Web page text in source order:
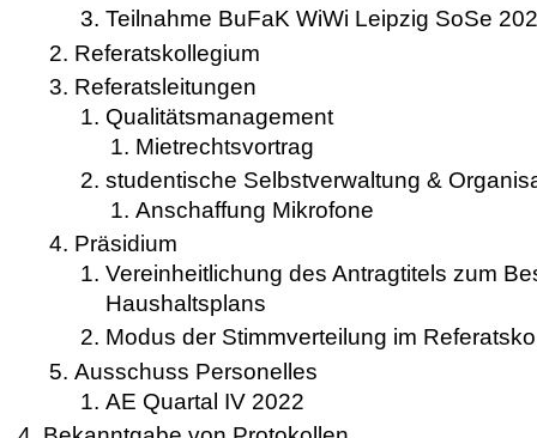
Teilnahme BuFaK WiWi Leipzig SoSe
Referatskollegium
Referatsleitungen
Qualitätsmanagement
Mietrechtsvortrag
studentische Selbstverwaltung &
Anschaffung Mikrofone
Präsidium
Vereinheitlichung des Antragtitels zum
Haushaltsplans
Modus der Stimmverteilung im
Ausschuss Personelles
AE Quartal IV 2022